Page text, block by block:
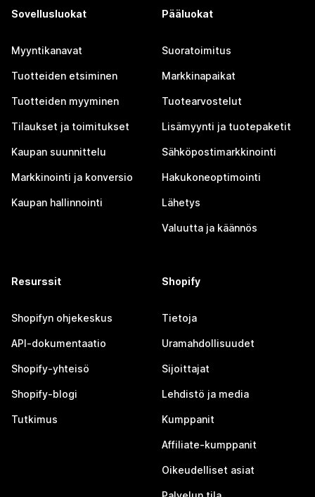
Sovellusluokat
Myyntikanavat
Tuotteiden etsiminen
Tuotteiden myyminen
Tilaukset ja toimitukset
Kaupan suunnittelu
Markkinointi ja konversio
Kaupan hallinnointi
Pääluokat
Suoratoimitus
Markkinapaikat
Tuotearvostelut
Lisämyynti ja tuotepaketit
Sähköpostimarkkinointi
Hakukoneoptimointi
Lähetys
Valuutta ja käännös
Resurssit
Shopifyn ohjekeskus
API-dokumentaatio
Shopify-yhteisö
Shopify-blogi
Tutkimus
Shopify
Tietoja
Uramahdollisuudet
Sijoittajat
Lehdistö ja media
Kumppanit
Affiliate-kumppanit
Oikeudelliset asiat